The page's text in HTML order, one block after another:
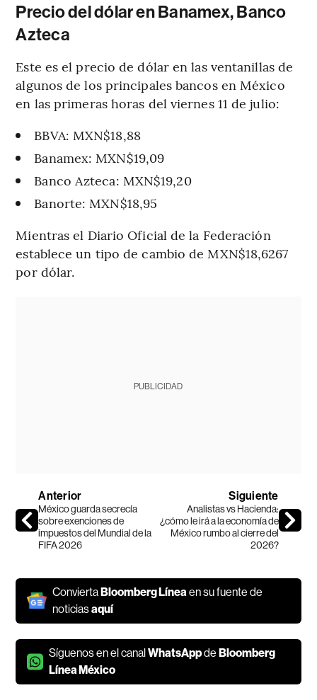
Precio del dólar en Banamex, Banco
Azteca
Este es el precio de dólar en las ventanillas de
algunos de los principales bancos en México
en las primeras horas del viernes 11 de julio:
BBVA: MXN$18,88
Banamex: MXN$19,09
Banco Azteca: MXN$19,20
Banorte: MXN$18,95
Mientras el Diario Oficial de la Federación
establece un tipo de cambio de MXN$18,6267
por dólar.
PUBLICIDAD
Anterior
México guarda secrecía
sobre exenciones de
impuestos del Mundial de la
FIFA 2026
Siguiente
Analistas vs Hacienda:
¿cómo le irá a la economía de
México rumbo al cierre del
2026?
ConviertaBloomberg Línea en su fuente de
noticiasaquí
Síguenos en el canalWhatsAppdeBloomberg
Línea México